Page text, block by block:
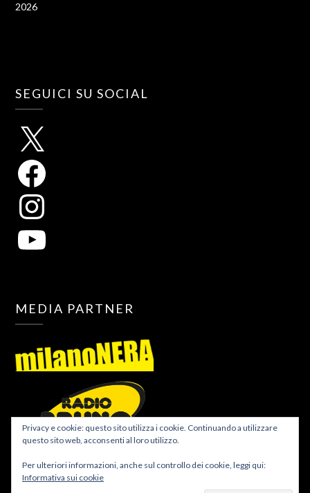
2026
SEGUICI SU SOCIAL
MEDIA PARTNER
Privacy e cookie: questo sito utilizza i cookie. Continuando a utilizzare
questo sito web, acconsenti al loro utilizzo.
Per ulteriori informazioni, anche sul controllo dei cookie, leggi qui:
Informativa sui cookie